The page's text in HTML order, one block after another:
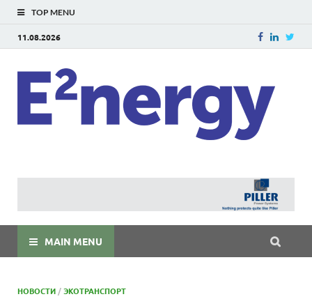
TOP MENU
11.08.2026
MAIN MENU
НОВОСТИ /ЭКОТРАНСПОРТ